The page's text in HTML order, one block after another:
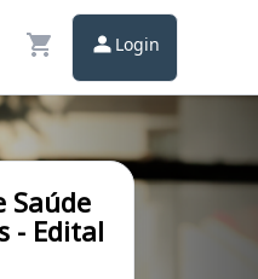
Login
Saúde
- Edital